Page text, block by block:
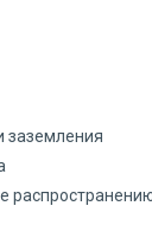
заземления